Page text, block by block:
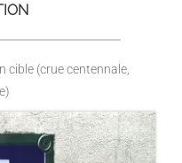
cible (crue centennale,